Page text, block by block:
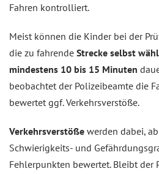
Fahren kontrolliert.
Meist können die Kinder bei der
die zu fahrende Strecke selbst
mindestens 10 bis 15 Minuten
beobachtet der Polizeibeamte die
bewertet ggf. Verkehrsverstöße.
Verkehrsverstöße werden dabei,
Schwierigkeits- und
Fehlerpunkten bewertet. Bleibt der